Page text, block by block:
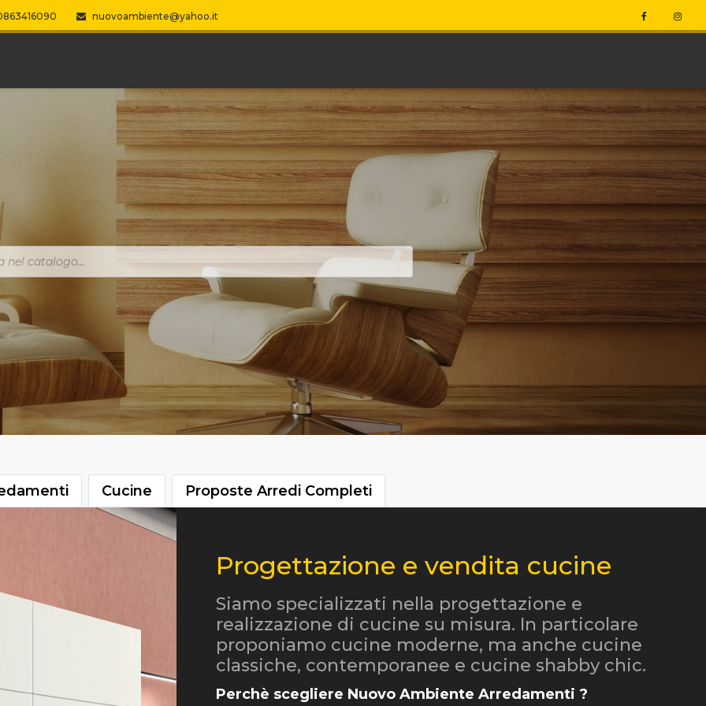
nuovoambiente@yahoo.it
Cucine Proposte Arredi Completi
Progettazione e vendita cucine
Siamo specializzati nella progettazione e
realizzazione di cucine su misura. In particolare
proponiamo cucine moderne, ma anche cucine
classiche, contemporanee e cucine shabby chic.
Perchè scegliere Nuovo Ambiente Arredamenti ?